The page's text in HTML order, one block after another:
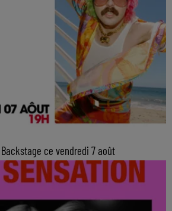
ce vendredi 7 août